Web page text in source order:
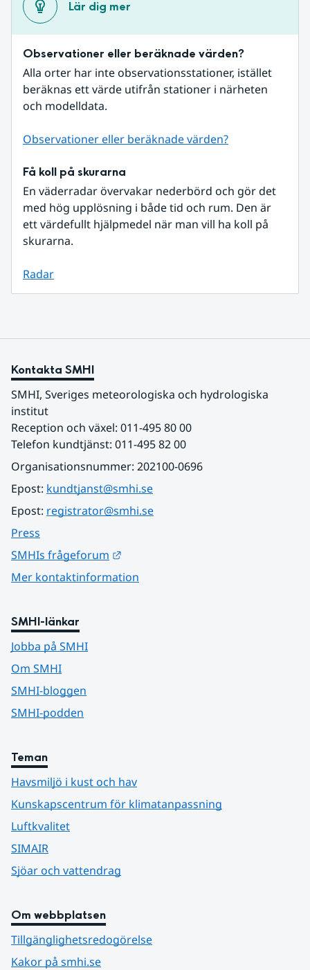
Lär dig mer
Observationer eller beräknade värden?
Alla orter har inte observationsstationer, istället
beräknas ett värde utifrån stationer i närheten
och modelldata.
Observationer eller beräknade värden?
Få koll på skurarna
En väderradar övervakar nederbörd och gör det
med hög upplösning i både tid och rum. Den är
ett värdefullt hjälpmedel när man vill ha koll på
skurarna.
Radar
Kontakta SMHI
SMHI, Sveriges meteorologiska och hydrologiska
institut
Reception och växel: 011-495 80 00
Telefon kundtjänst: 011-495 82 00
Organisationsnummer: 202100-0696
Epost: kundtjanst@smhi.se
Epost: registrator@smhi.se
Press
SMHIs frågeforum
Mer kontaktinformation
SMHI-länkar
Jobba på SMHI
Om SMHI
SMHI-bloggen
SMHI-podden
Teman
Havsmiljö i kust och hav
Kunskapscentrum för klimatanpassning
Luftkvalitet
SIMAIR
Sjöar och vattendrag
Om webbplatsen
Tillgänglighetsredogörelse
Kakor på smhi.se